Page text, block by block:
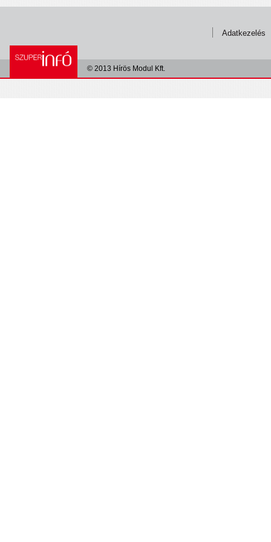
Adatkezelés
© 2013 Hírös Modul Kft.